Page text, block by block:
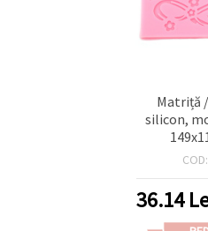
Matriță
silicon,
COD:
36.14